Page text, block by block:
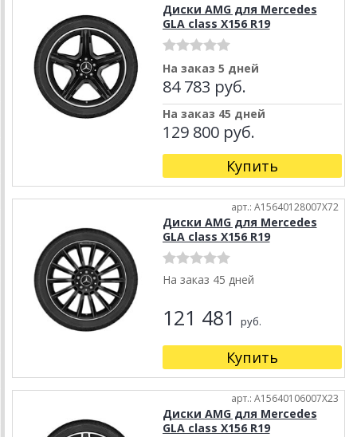
Диски AMG для Mercedes
GLA class X156 R19
На заказ 5 дней
84 783 руб.
На заказ 45 дней
129 800 руб.
Купить
арт.: A15640128007X72
Диски AMG для Mercedes
GLA class X156 R19
На заказ 45 дней
121 481 руб.
Купить
арт.: A15640106007X23
Диски AMG для Mercedes
GLA class X156 R19